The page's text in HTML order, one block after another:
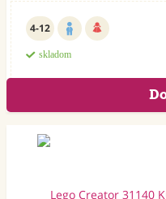
4-12
skladom